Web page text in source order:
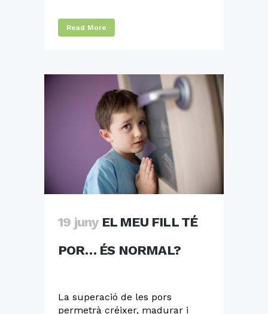
Read More
19 juny EL MEU FILL TÉ
POR… ÉS NORMAL?
La superació de les pors
permetrà créixer, madurar i